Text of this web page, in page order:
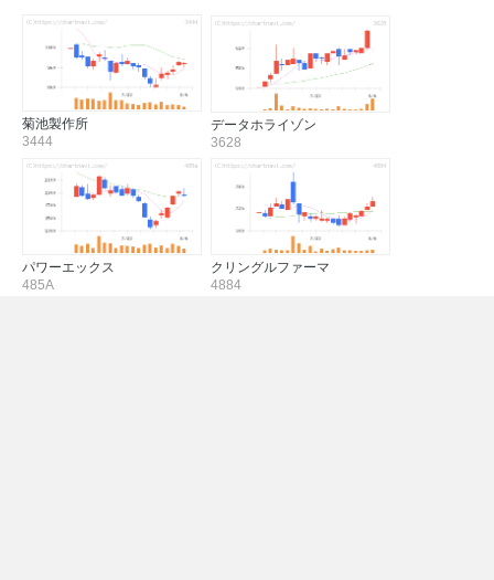
菊池製作所
3444
データホライゾン
3628
パワーエックス
485A
クリングルファーマ
4884